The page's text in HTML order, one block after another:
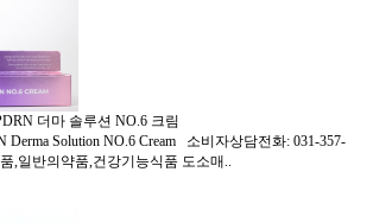
더마 솔루션 NO.6 크림
Derma Solution NO.6 Cream
소비자상담전화: 031-357-
,일반의약품,건강기능식품 도소매..